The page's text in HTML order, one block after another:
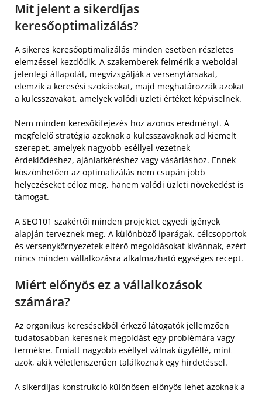
Mit jelent a sikerdíjas
keresőoptimalizálás?
A sikeres keresőoptimalizálás minden esetben részletes
elemzéssel kezdődik. A szakemberek felmérik a weboldal
jelenlegi állapotát, megvizsgálják a versenytársakat,
elemzik a keresési szokásokat, majd meghatározzák azokat
a kulcsszavakat, amelyek valódi üzleti értéket képviselnek.
Nem minden keresőkifejezés hoz azonos eredményt. A
megfelelő stratégia azoknak a kulcsszavaknak ad kiemelt
szerepet, amelyek nagyobb eséllyel vezetnek
érdeklődéshez, ajánlatkéréshez vagy vásárláshoz. Ennek
köszönhetően az optimalizálás nem csupán jobb
helyezéseket céloz meg, hanem valódi üzleti növekedést is
támogat.
A SEO101 szakértői minden projektet egyedi igények
alapján terveznek meg. A különböző iparágak, célcsoportok
és versenykörnyezetek eltérő megoldásokat kívánnak, ezért
nincs minden vállalkozásra alkalmazható egységes recept.
Miért előnyös ez a vállalkozások
számára?
Az organikus keresésekből érkező látogatók jellemzően
tudatosabban keresnek megoldást egy problémára vagy
termékre. Emiatt nagyobb eséllyel válnak ügyféllé, mint
azok, akik véletlenszerűen találkoznak egy hirdetéssel.
A sikerdíjas konstrukció különösen előnyös lehet azoknak a